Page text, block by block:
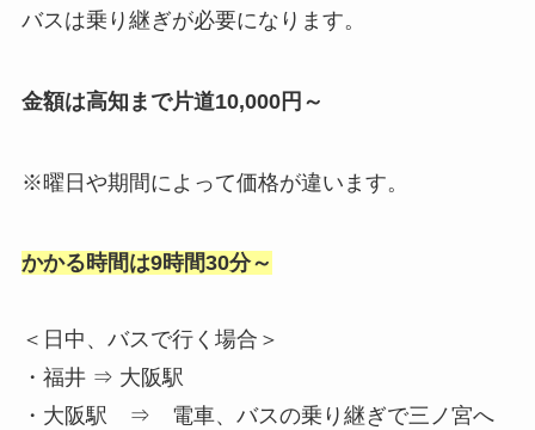
バスは乗り継ぎが必要になります。
金額は高知まで片道10,000円～
※曜日や期間によって価格が違います。
かかる時間は9時間30分～
＜日中、バスで行く場合＞
・福井 ⇒ 大阪駅
・大阪駅 ⇒ 電車、バスの乗り継ぎで三ノ宮へ